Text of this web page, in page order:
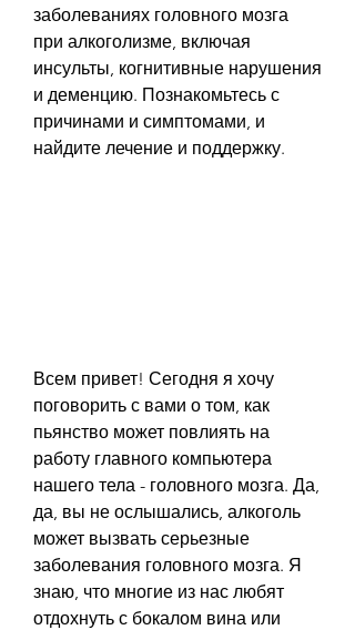
заболеваниях головного мозга
при алкоголизме, включая
инсульты, когнитивные нарушения
и деменцию. Познакомьтесь с
причинами и симптомами, и
найдите лечение и поддержку.
Всем привет! Сегодня я хочу
поговорить с вами о том, как
пьянство может повлиять на
работу главного компьютера
нашего тела - головного мозга. Да,
да, вы не ослышались, алкоголь
может вызвать серьезные
заболевания головного мозга. Я
знаю, что многие из нас любят
отдохнуть с бокалом вина или